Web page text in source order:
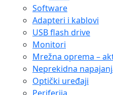
Software
Adapteri i kablovi
USB flash drive
Monitori
Mrežna oprema –
Neprekidna
Optički uređaji